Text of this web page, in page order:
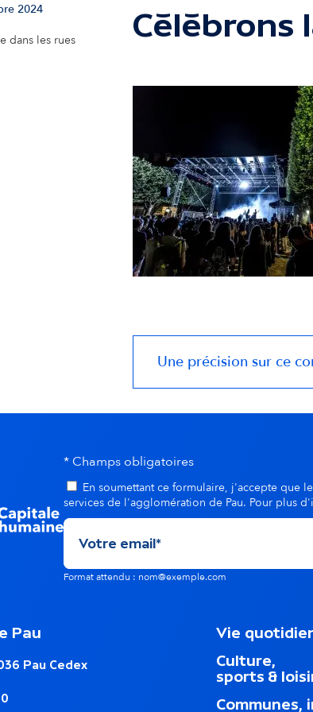
2024
dans les rues Célébrons
Une précision sur ce
* Champs obligatoires
En soumettant ce formulaire, j'accepte que
services de l'agglomération de Pau. Pour plus
Format attendu : nom@exemple.com
Pau
Pau Cedex
M
n
u
d
Vie
Culture,
sports &
Communes,